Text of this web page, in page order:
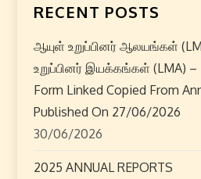
a
v
i
g
a
RECENT POSTS
ஆயுள் உறுப்பினர் ஆலயங்கள்
உறுப்பினர் இயக்கங்கள் (LMA) –
Form Linked Copied From
Published On 27/06/2026
30/06/2026
2025 ANNUAL REPORTS